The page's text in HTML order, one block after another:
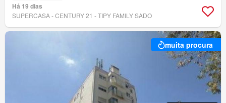
Há 19 dias
SUPERCASA - CENTURY 21 - TIPY FAMILY SADO
muita procura